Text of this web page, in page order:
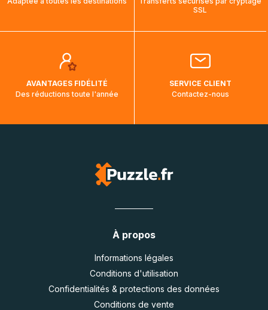
aura touché terre.
SSL
AVANTAGES FIDÉLITÉ
Des réductions toute l'année
SERVICE CLIENT
Contactez-nous
À propos
Informations légales
Conditions d'utilisation
Confidentialités & protections des données
Conditions de vente